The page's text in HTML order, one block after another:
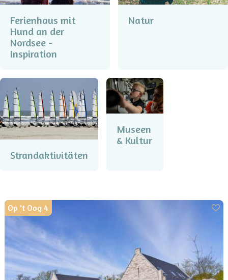
Ferienhaus mit
Hund an der
Nordsee -
Inspiration
Natur
Strandaktivitäten
Museen
& Kultur
Op 't Oog 4